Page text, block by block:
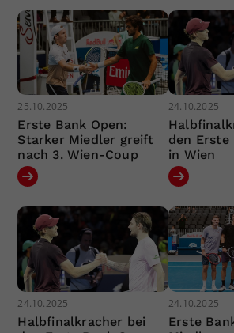
25.10.2025
Erste Bank Open:
Starker Miedler greift
nach 3. Wien-Coup
24.10.2025
den Erste
in Wien
24.10.2025
Halbfinalkracher bei
24.10.2025
Erste